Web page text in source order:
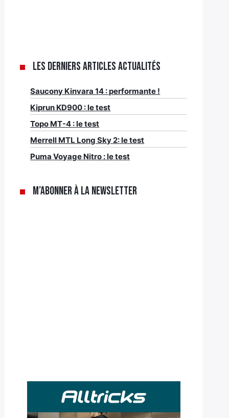
Les derniers articles Actualités
Saucony Kinvara 14 : performante !
Kiprun KD900 : le test
Topo MT-4 : le test
Merrell MTL Long Sky 2: le test
Puma Voyage Nitro : le test
M’abonner à la newsletter